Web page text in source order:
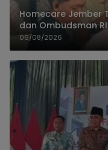
Homecare Jember
dan Ombudsman
Rumah Pasien
06/08/2026